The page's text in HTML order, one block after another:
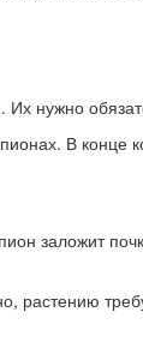
нужно
В конце
заложит
растению